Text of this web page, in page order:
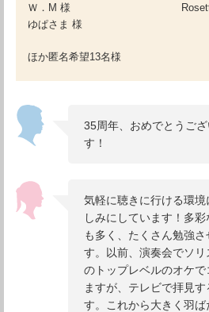
Ｗ．M 様
ゆぱさま 様
ほか匿名希望13名様
35周年、おめでとうご
す！
気軽に聴きに行ける環
しみにしています！多
も多く、たくさん勉強
す。以前、演奏会でソ
のトップレベルのオケ
ますが、テレビで拝見
す。これから大きく羽